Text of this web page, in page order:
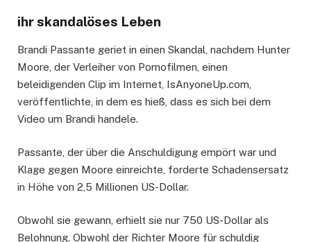
ihr skandalöses Leben
Brandi Passante geriet in einen Skandal, nachdem Hunter
Moore, der Verleiher von Pornofilmen, einen
beleidigenden Clip im Internet, IsAnyoneUp.com,
veröffentlichte, in dem es hieß, dass es sich bei dem
Video um Brandi handele.
Passante, der über die Anschuldigung empört war und
Klage gegen Moore einreichte, forderte Schadensersatz
in Höhe von 2,5 Millionen US-Dollar.
Obwohl sie gewann, erhielt sie nur 750 US-Dollar als
Belohnung. Obwohl der Richter Moore für schuldig